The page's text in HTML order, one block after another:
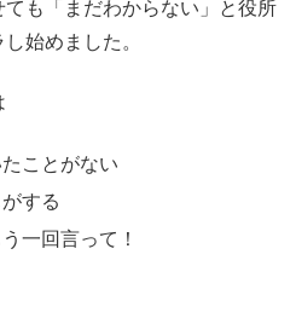
も「まだわからない」と役所
始めました。
ことがない
する
一回言って！